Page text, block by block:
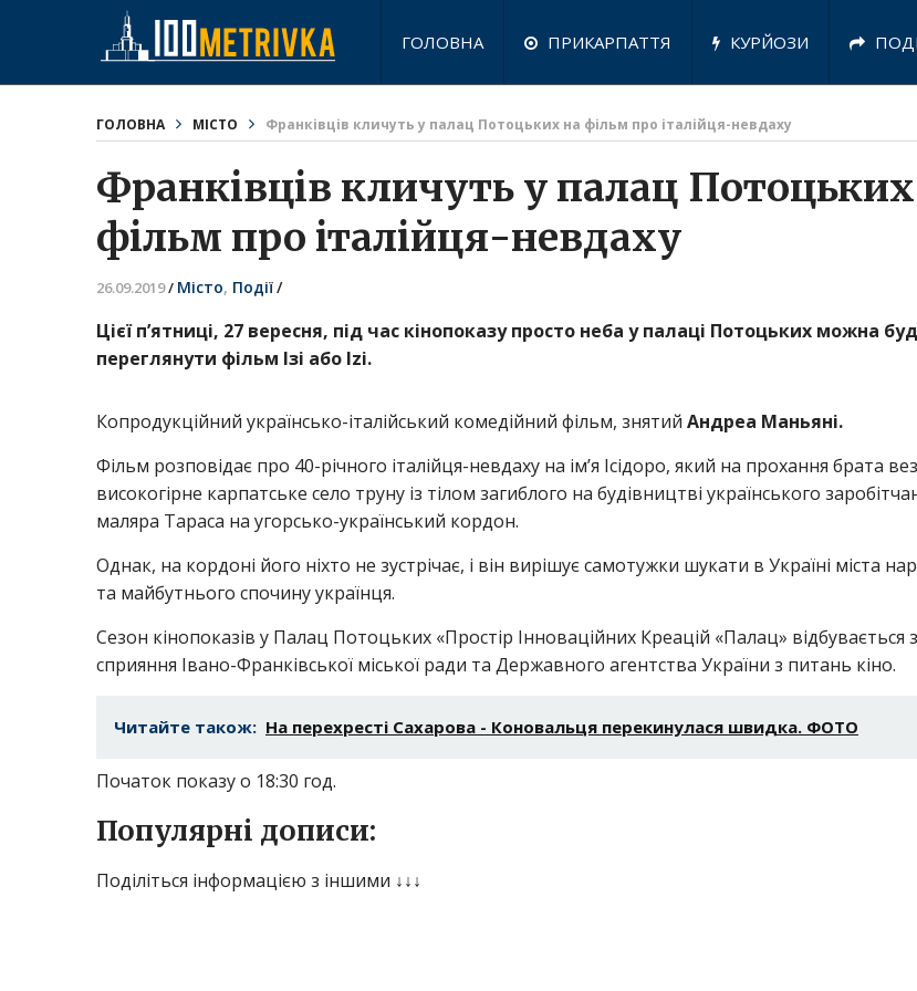
ГОЛОВНА ПРИКАРПАТТЯ КУРЙОЗИ
ГОЛОВНА МІСТО Франківців кличуть у палац Потоцьких на фільм про італійця-невдаху
Франківців кличуть у палац
фільм про італійця-невдаху
26.09.2019/ Місто, Події/
Цієї п’ятниці, 27 вересня, під час кінопоказу просто неба у палаці Потоцьких можна
переглянути фільм Ізі або Izi.
Копродукційний українсько-італійський комедійний фільм, знятий Андреа Маньяні.
Фільм розповідає про 40-річного італійця-невдаху на ім’я Ісідоро, який на прохання брата
високогірне карпатське село труну із тілом загиблого на будівництві українського
маляра Тараса на угорсько-український кордон.
Однак, на кордоні його ніхто не зустрічає, і він вирішує самотужки шукати в Україні міста
та майбутнього спочину українця.
Сезон кінопоказів у Палац Потоцьких «Простір Інноваційних Креацій «Палац» відбувається
сприяння Івано-Франківської міської ради та Державного агентства України з питань кіно.
Читайте також: На перехресті Сахарова - Коновальця перекинулася швидка. ФОТО
Початок показу о 18:30 год.
Популярні дописи:
Поділіться інформацією з іншими ↓↓↓